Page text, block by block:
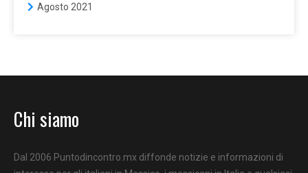
Agosto 2021
Chi siamo
Dal 2006 Puntodincontro.mx diffonde notizie e informazioni di